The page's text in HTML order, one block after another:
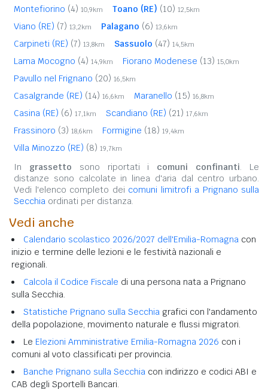
Montefiorino (4) 10,9km Toano (RE) (10) 12,5km
Viano (RE) (7) 13,2km Palagano (6) 13,6km
Carpineti (RE) (7) 13,8km Sassuolo (47) 14,5km
Lama Mocogno (4) 14,9km Fiorano Modenese (13) 15,0km
Pavullo nel Frignano (20) 16,5km
Casalgrande (RE) (14) 16,6km Maranello (15) 16,8km
Casina (RE) (6) 17,1km Scandiano (RE) (21) 17,6km
Frassinoro (3) 18,6km Formigine (18) 19,4km
Villa Minozzo (RE) (8) 19,7km
In grassetto sono riportati i comuni confinanti. Le
distanze sono calcolate in linea d'aria dal centro urbano.
Vedi l'elenco completo dei comuni limitrofi a Prignano sulla
Secchia ordinati per distanza.
Vedi anche
Calendario scolastico 2026/2027 dell'Emilia-Romagna con
inizio e termine delle lezioni e le festività nazionali e
regionali.
Calcola il Codice Fiscale di una persona nata a Prignano
sulla Secchia.
Statistiche Prignano sulla Secchia grafici con l'andamento
della popolazione, movimento naturale e flussi migratori.
Le Elezioni Amministrative Emilia-Romagna 2026 con i
comuni al voto classificati per provincia.
Banche Prignano sulla Secchia con indirizzo e codici ABI e
CAB degli Sportelli Bancari.